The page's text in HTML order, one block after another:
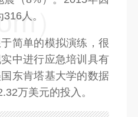
人。
简单的模拟演练，很
中进行应急培训具有
东肯塔基大学的数据
万美元的投入。
）